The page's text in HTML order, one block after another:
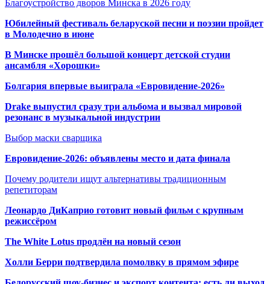
Благоустройство дворов Минска в 2026 году
Юбилейный фестиваль беларуской песни и поэзии пройдет
в Молодечно в июне
В Минске прошёл большой концерт детской студии
ансамбля «Хорошки»
Болгария впервые выиграла «Евровидение-2026»
Drake выпустил сразу три альбома и вызвал мировой
резонанс в музыкальной индустрии
Выбор маски сварщика
Евровидение-2026: объявлены место и дата финала
Почему родители ищут альтернативы традиционным
репетиторам
Леонардо ДиКаприо готовит новый фильм с крупным
режиссёром
The White Lotus продлён на новый сезон
Холли Берри подтвердила помолвку в прямом эфире